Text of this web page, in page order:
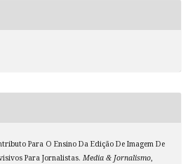
Para O Ensino Da Edição De Imagem De
Para Jornalistas. Media & Jornalismo,